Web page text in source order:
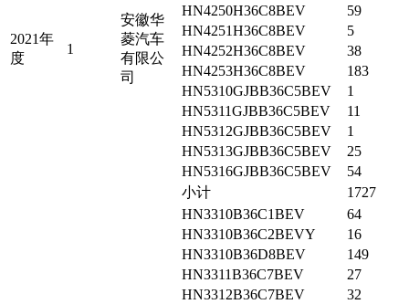
2021年
度
1
安徽华
菱汽车
有限公
司
HN4250H36C8BEV
59
HN4251H36C8BEV
5
HN4252H36C8BEV
38
HN4253H36C8BEV
183
HN5310GJBB36C5BEV
1
HN5311GJBB36C5BEV
11
HN5312GJBB36C5BEV
1
HN5313GJBB36C5BEV
25
HN5316GJBB36C5BEV
54
小计
1727
HN3310B36C1BEV
64
HN3310B36C2BEVY
16
HN3310B36D8BEV
149
HN3311B36C7BEV
27
HN3312B36C7BEV
32